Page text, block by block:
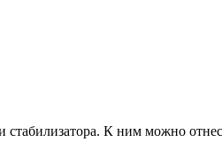
К ним можно